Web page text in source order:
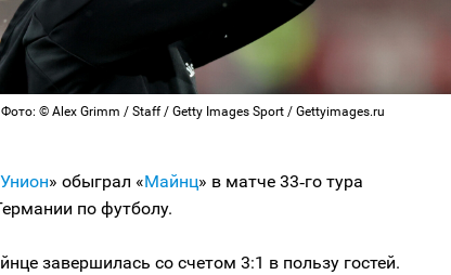
© Alex Grimm / Staff / Getty Images Sport / Gettyimages.ru
Унион» обыграл «Майнц» в матче 33‑го тура
по футболу.
завершилась со счетом 3:1 в пользу гостей.